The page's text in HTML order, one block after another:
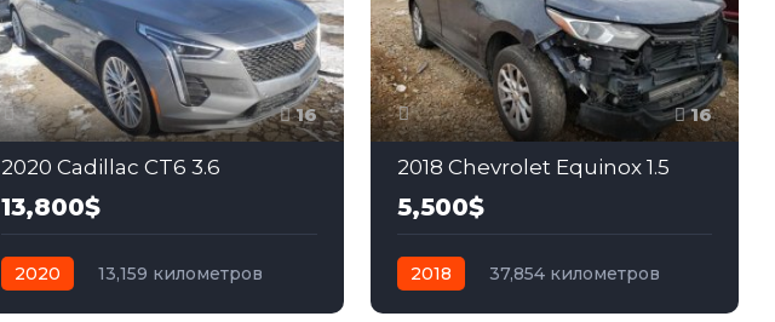
16
2020 Cadillac CT6 3.6
13,800$
2020
13,159 километров
16
2018 Chevrolet Equinox 1.5
5,500$
2018
37,854 километров